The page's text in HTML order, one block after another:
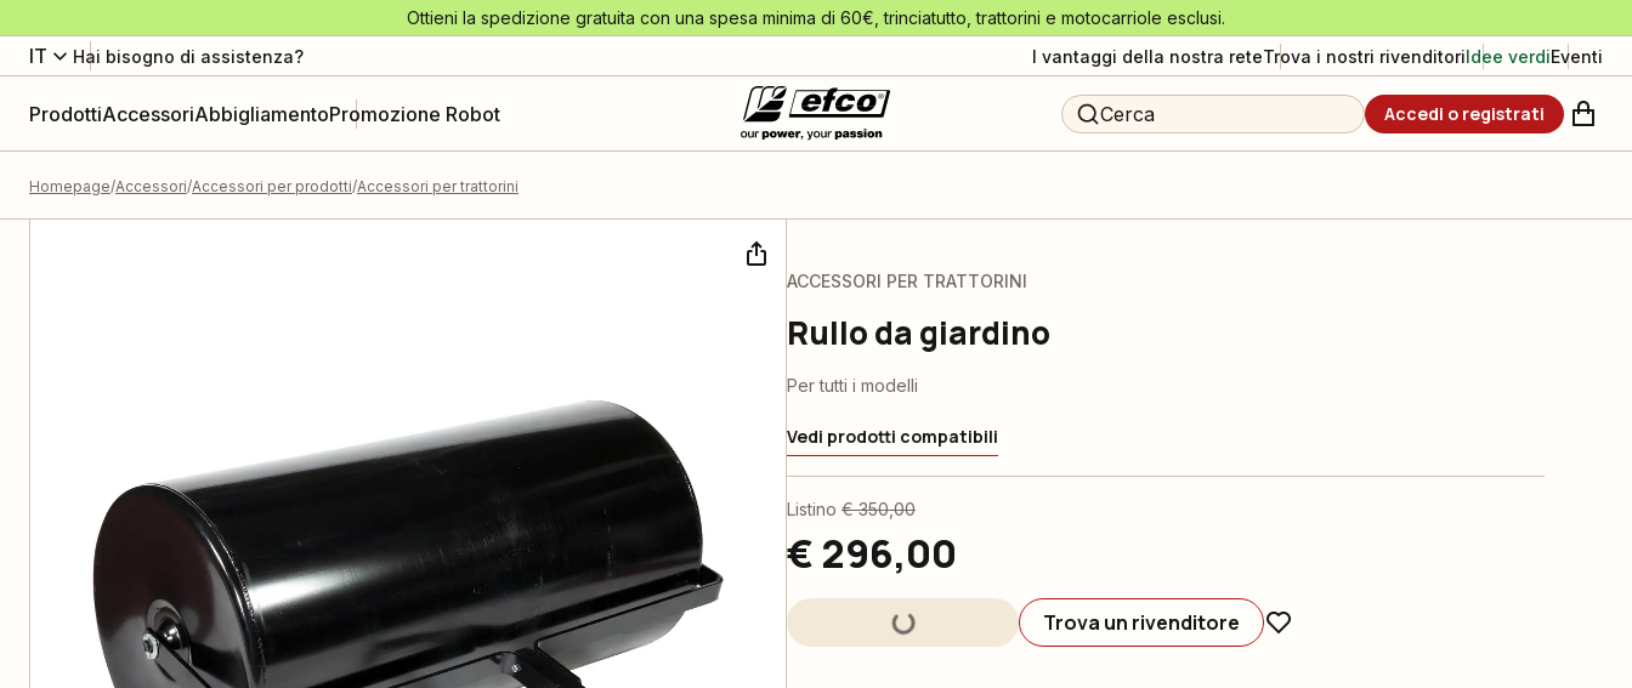
Ottieni la spedizione gratuita con una spesa minima di 60€, trinciatutto, trattorini e motocarriole esclusi.
IT Hai bisogno di assistenza? I vantaggi della nostra reteTrova i nostri rivenditoriIdee verdiEventi
ProdottiAccessoriAbbigliamentoPromozione Robot Cerca Accedi o registrati
Homepage Accessori Accessori per prodotti Accessori per trattorini
ACCESSORI PER TRATTORINI
Rullo da giardino
Per tutti i modelli
Vedi prodotti compatibili
Listino € 350,00
€ 296,00
Trova un rivenditore